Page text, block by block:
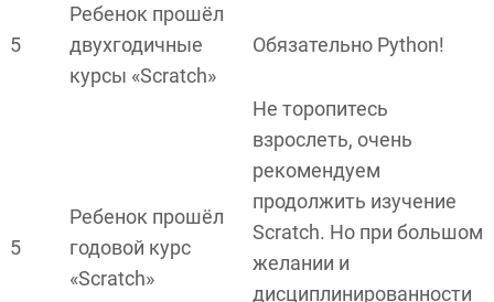
5
Ребенок прошёл
двухгодичные
курсы «Scratch»
Обязательно Python!
5
Ребенок прошёл
годовой курс
«Scratch»
Не торопитесь
взрослеть, очень
рекомендуем
продолжить изучение
Scratch. Но при большом
желании и
дисциплинированности